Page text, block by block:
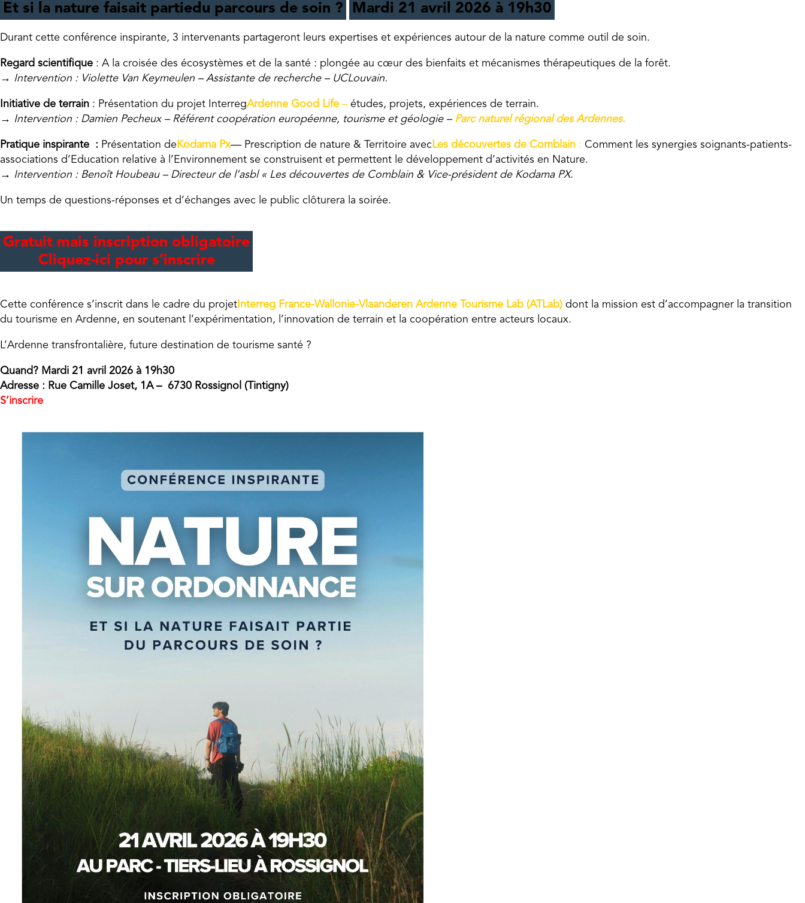
Et si la nature faisait partiedu parcours de soin ? Mardi 21 avril 2026 à 19h30
Durant cette conférence inspirante, 3 intervenants partageront leurs expertises et expériences autour de la nature comme outil de soin.
Regard scientifique : A la croisée des écosystèmes et de la santé : plongée au cœur des bienfaits et mécanismes thérapeutiques de la forêt.
→ Intervention : Violette Van Keymeulen – Assistante de recherche – UCLouvain.
Initiative de terrain : Présentation du projet InterregArdenne Good Life – études, projets, expériences de terrain.
→ Intervention : Damien Pecheux – Référent coopération européenne, tourisme et géologie – Parc naturel régional des Ardennes.
Pratique inspirante : Présentation deKodama Px— Prescription de nature & Territoire avecLes découvertes de Comblain : Comment les synergies soignants-patients-
associations d’Education relative à l’Environnement se construisent et permettent le développement d’activités en Nature.
→ Intervention : Benoît Houbeau – Directeur de l’asbl « Les découvertes de Comblain & Vice-président de Kodama PX.
Un temps de questions-réponses et d’échanges avec le public clôturera la soirée.
Gratuit mais inscription obligatoire
Cliquez-ici pour s’inscrire
Cette conférence s’inscrit dans le cadre du projet Interreg France-Wallonie-Vlaanderen Ardenne Tourisme Lab (ATLab) dont la mission est d’accompagner la transition
du tourisme en Ardenne, en soutenant l’expérimentation, l’innovation de terrain et la coopération entre acteurs locaux.
L’Ardenne transfrontalière, future destination de tourisme santé ?
Quand? Mardi 21 avril 2026 à 19h30
Adresse : Rue Camille Joset, 1A – 6730 Rossignol (Tintigny)
S’inscrire